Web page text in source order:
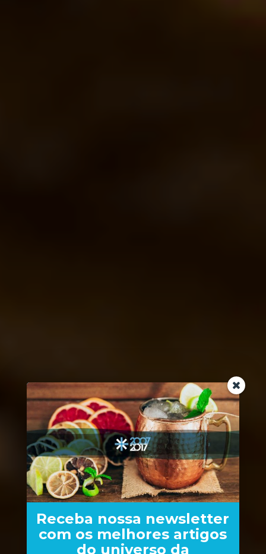
Receba nossa newsletter
com os melhores artigos
do universo da